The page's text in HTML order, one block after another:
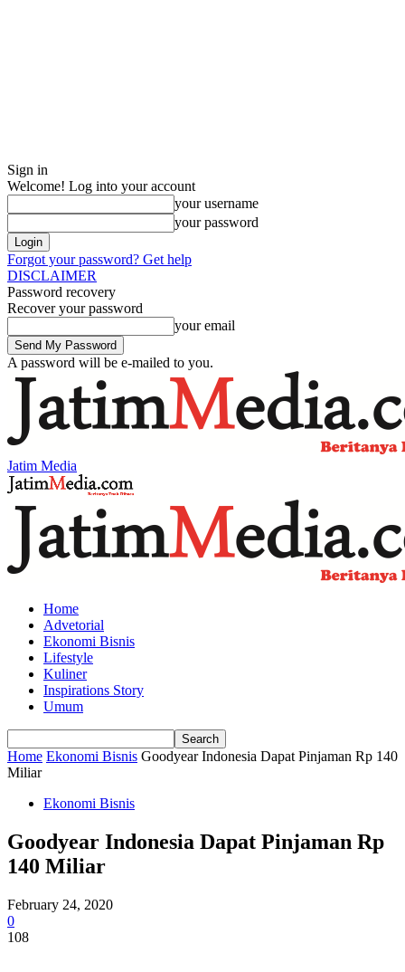
Sign in
Welcome! Log into your account
your username
your password
Forgot your password? Get help
DISCLAIMER
Password recovery
Recover your password
your email
A password will be e-mailed to you.
Jatim Media
Home
Advetorial
Ekonomi Bisnis
Lifestyle
Kuliner
Inspirations Story
Umum
Home Ekonomi Bisnis Goodyear Indonesia Dapat Pinjaman Rp 140
Miliar
Ekonomi Bisnis
Goodyear Indonesia Dapat Pinjaman Rp
140 Miliar
February 24, 2020
0
108